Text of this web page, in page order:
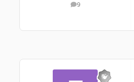
9
messages